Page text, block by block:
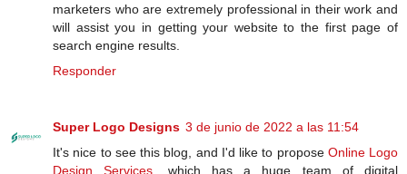
marketers who are extremely professional in their work and
will assist you in getting your website to the first page of
search engine results.
Responder
Super Logo Designs 3 de junio de 2022 a las 11:54
It's nice to see this blog, and I'd like to propose Online Logo
Design Services , which has a huge team of digital